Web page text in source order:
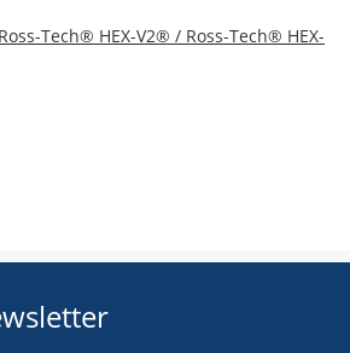
Tech® HEX-V2® / Ross-Tech® HEX-